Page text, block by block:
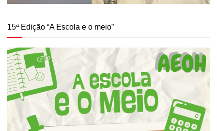
15ª Edição “A Escola e o meio”